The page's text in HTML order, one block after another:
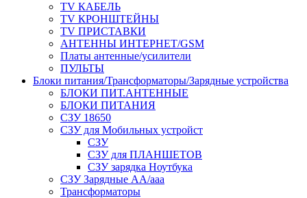
TV КАБЕЛЬ
TV КРОНШТЕЙНЫ
TV ПРИСТАВКИ
АНТЕННЫ ИНТЕРНЕТ/GSM
Платы антенные/усилители
ПУЛЬТЫ
Блоки питания/Трансформаторы/Зарядные устройства
БЛОКИ ПИТ.АНТЕННЫЕ
БЛОКИ ПИТАНИЯ
СЗУ 18650
СЗУ для Мобильных устройст
СЗУ
СЗУ для ПЛАНШЕТОВ
СЗУ зарядка Ноутбука
СЗУ Зарядные АА/ааа
Трансформаторы